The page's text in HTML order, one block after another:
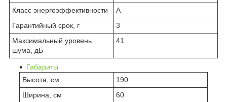
Класс энергоэффективности
A
Гарантийный срок, г
3
Максимальный уровень
шума, дБ
41
Габариты
Высота, см
190
Ширина, см
60